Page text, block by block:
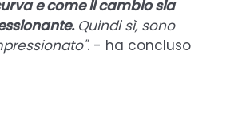
e come il cambio sia
Quindi sì, sono
. - ha concluso